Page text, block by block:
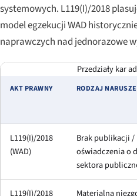
systemowych. L119(I)/2018
model egzekucji WAD
naprawczych nad jednorazowe
Przedziały kar
AKT PRAWNY RODZAJ
L119(I)/2018
(WAD)
Brak publikacji
oświadczenia o
sektora
L119(I)/2018
Materialna